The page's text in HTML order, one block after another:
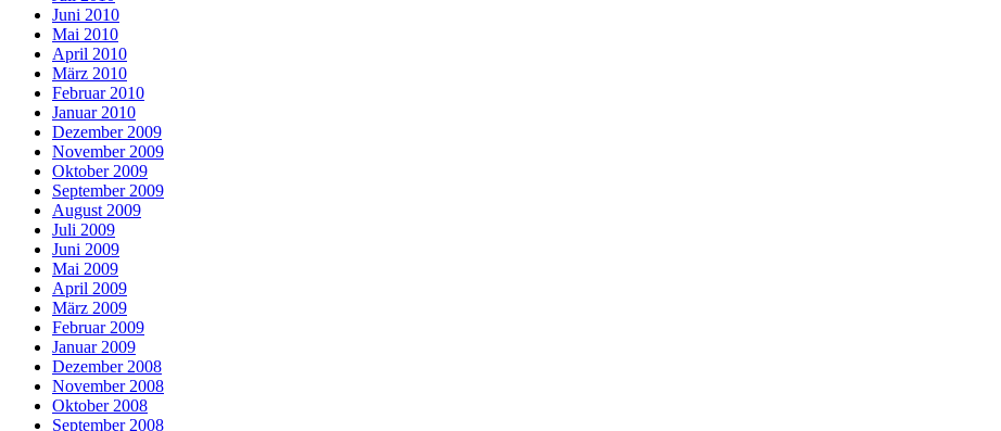
Juni 2010
Mai 2010
April 2010
März 2010
Februar 2010
Januar 2010
Dezember 2009
November 2009
Oktober 2009
September 2009
August 2009
Juli 2009
Juni 2009
Mai 2009
April 2009
März 2009
Februar 2009
Januar 2009
Dezember 2008
November 2008
Oktober 2008
September 2008